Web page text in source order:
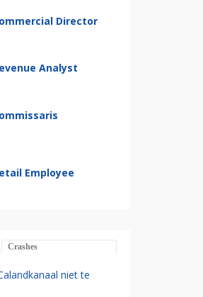
Director
Analyst
Employee
Crashes
niet te